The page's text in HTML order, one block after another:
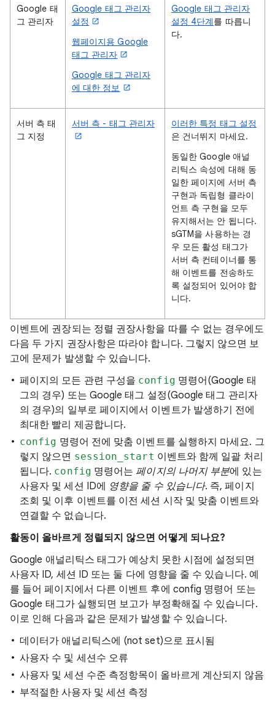
Google 태
그 관리자
Google 태그 관리자
설정
웹페이지용 Google
태그 관리자
Google 태그 관리자
에 대한 정보
Google 태그 관리자
설정 4단계를 따릅니
다.
서버 측 태
그 지정
서버 측 - 태그 관리자
이러한 특정 태그 설정
은 건너뛰지 마세요.
동일한 Google 애널
리틱스 속성에 대해 동
일한 페이지에 서버 측
구현과 독립형 클라이
언트 측 구현을 모두
유지해서는 안 됩니다.
sGTM을 사용하는 경
우 모든 활성 태그가
서버 측 컨테이너를 통
해 이벤트를 전송하도
록 설정되어 있어야 합
니다.
이벤트에 권장되는 정렬 권장사항을 따를 수 없는 경우에도
다음 두 가지 권장사항은 따라야 합니다. 그렇지 않으면 보
고에 문제가 발생할 수 있습니다.
페이지의 모든 관련 구성을 config 명령어(Google 태
그의 경우) 또는 Google 태그 설정(Google 태그 관리자
의 경우)의 일부로 페이지에서 이벤트가 발생하기 전에
최대한 빨리 제공합니다.
config 명령어 전에 맞춤 이벤트를 실행하지 마세요. 그
렇지 않으면 session_start 이벤트와 함께 일괄 처리
됩니다. config 명령어는 페이지의 나머지 부분에 있는
사용자 및 세션 ID에 영향을 줄 수 있습니다. 즉, 페이지
조회 및 이후 이벤트를 이전 세션 시작 및 맞춤 이벤트와
연결할 수 없습니다.
활동이 올바르게 정렬되지 않으면 어떻게 되나요?
Google 애널리틱스 태그가 예상치 못한 시점에 설정되면
사용자 ID, 세션 ID 또는 둘 다에 영향을 줄 수 있습니다. 예
를 들어 페이지에서 다른 이벤트 후에 config 명령어 또는
Google 태그가 실행되면 보고가 부정확해질 수 있습니다.
이로 인해 다음과 같은 문제가 발생할 수 있습니다.
데이터가 애널리틱스에 (not set)으로 표시됨
사용자 수 및 세션수 오류
사용자 및 세션 수준 측정항목이 올바르게 계산되지 않음
부적절한 사용자 및 세션 측정